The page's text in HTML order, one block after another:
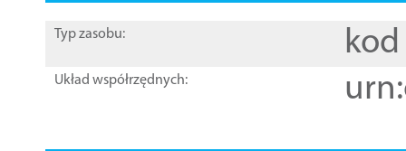
Typ zasobu: kod
Układ współrzędnych: